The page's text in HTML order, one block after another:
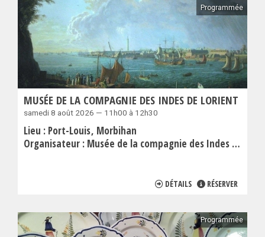
Programmée
MUSÉE DE LA COMPAGNIE DES INDES DE LORIENT
samedi 8 août 2026 — 11h00 à 12h30
Lieu : Port-Louis Morbihan
Organisateur : Musée de la compagnie des Indes de Lorient
DÉTAILS RÉSERVER
Programmée